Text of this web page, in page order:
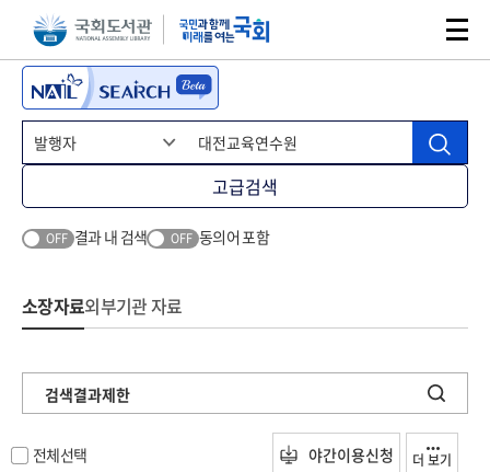
본문 바로가기주메뉴 바로가기
고급검색
OFF 결과 내 검색 OFF 동의어 포함
소장자료외부기관 자료
검색결과제한
전체선택 야간이용신청 더 보기